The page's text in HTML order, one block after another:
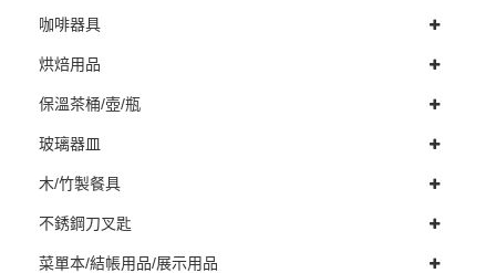
咖啡器具
烘焙用品
保溫茶桶/壺/瓶
玻璃器皿
木/竹製餐具
不銹鋼刀叉匙
菜單本/結帳用品/展示用品